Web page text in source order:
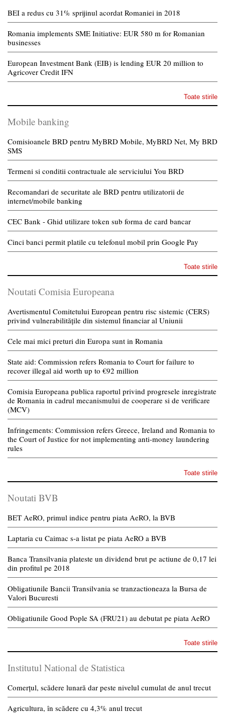
BEI a redus cu 31% sprijinul acordat Romaniei in 2018
Romania implements SME Initiative: EUR 580 m for Romanian
businesses
European Investment Bank (EIB) is lending EUR 20 million to
Agricover Credit IFN
Toate stirile
Mobile banking
Comisioanele BRD pentru MyBRD Mobile, MyBRD Net, My BRD
SMS
Termeni si conditii contractuale ale serviciului You BRD
Recomandari de securitate ale BRD pentru utilizatorii de
internet/mobile banking
CEC Bank - Ghid utilizare token sub forma de card bancar
Cinci banci permit platile cu telefonul mobil prin Google Pay
Toate stirile
Noutati Comisia Europeana
Avertismentul Comitetului European pentru risc sistemic (CERS)
privind vulnerabilitățile din sistemul financiar al Uniunii
Cele mai mici preturi din Europa sunt in Romania
State aid: Commission refers Romania to Court for failure to
recover illegal aid worth up to €92 million
Comisia Europeana publica raportul privind progresele inregistrate
de Romania in cadrul mecanismului de cooperare si de verificare
(MCV)
Infringements: Commission refers Greece, Ireland and Romania to
the Court of Justice for not implementing anti-money laundering
rules
Toate stirile
Noutati BVB
BET AeRO, primul indice pentru piata AeRO, la BVB
Laptaria cu Caimac s-a listat pe piata AeRO a BVB
Banca Transilvania plateste un dividend brut pe actiune de 0,17 lei
din profitul pe 2018
Obligatiunile Bancii Transilvania se tranzactioneaza la Bursa de
Valori Bucuresti
Obligatiunile Good Pople SA (FRU21) au debutat pe piata AeRO
Toate stirile
Institutul National de Statistica
Comerțul, scădere lunară dar peste nivelul cumulat de anul trecut
Agricultura, în scădere cu 4,3% anul trecut